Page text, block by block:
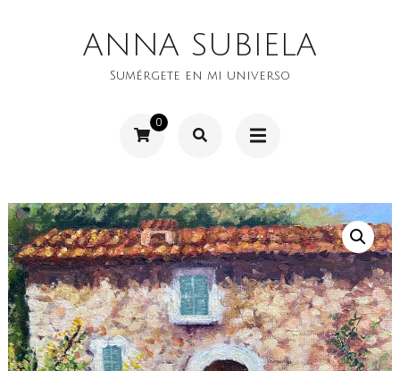
Intro)
ANNA SUBIELA
Sumérgete en mi universo
0